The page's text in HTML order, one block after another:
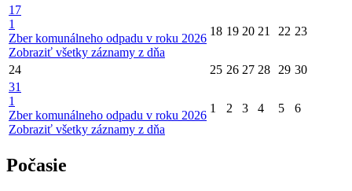
17
1
Zber komunálneho odpadu v roku 2026
Zobraziť všetky záznamy z dňa
18 19 20 21 22 23
24 25 26 27 28 29 30
31
1
Zber komunálneho odpadu v roku 2026
Zobraziť všetky záznamy z dňa
1 2 3 4 5 6
Počasie